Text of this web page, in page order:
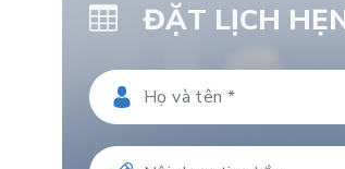
ĐẶT LỊCH